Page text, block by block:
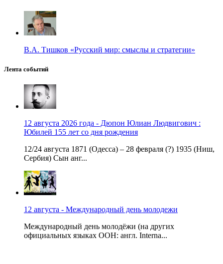
В.А. Тишков «Русский мир: смыслы и стратегии»
Лента событий
12 августа 2026 года - Дюпон Юлиан Людвигович :
Юбилей 155 лет со дня рождения
12/24 августа 1871 (Одесса) – 28 февраля (?) 1935 (Ниш,
Сербия) Сын анг...
12 августа - Международный день молодежи
Международный день молодёжи (на других
официальных языках ООН: англ. Interna...